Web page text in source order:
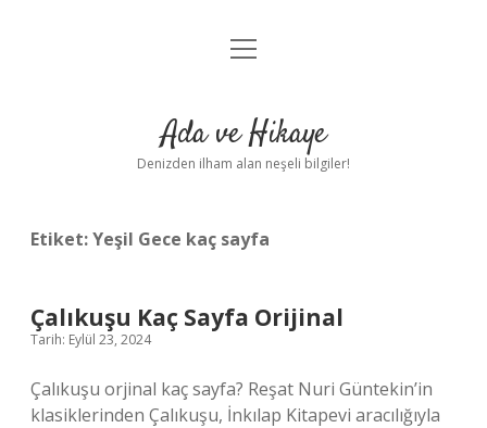
Anasayfa
Yasal Uyarı
menüyü
Ada ve Hikaye
Denizden ilham alan neşeli bilgiler!
Etiket:Yeşil Gece kaç sayfa
Çalıkuşu Kaç Sayfa Orijinal
Tarih: Eylül 23, 2024
Çalıkuşu orjinal kaç sayfa? Reşat Nuri Güntekin’in
klasiklerinden Çalıkuşu, İnkılap Kitapevi aracılığıyla